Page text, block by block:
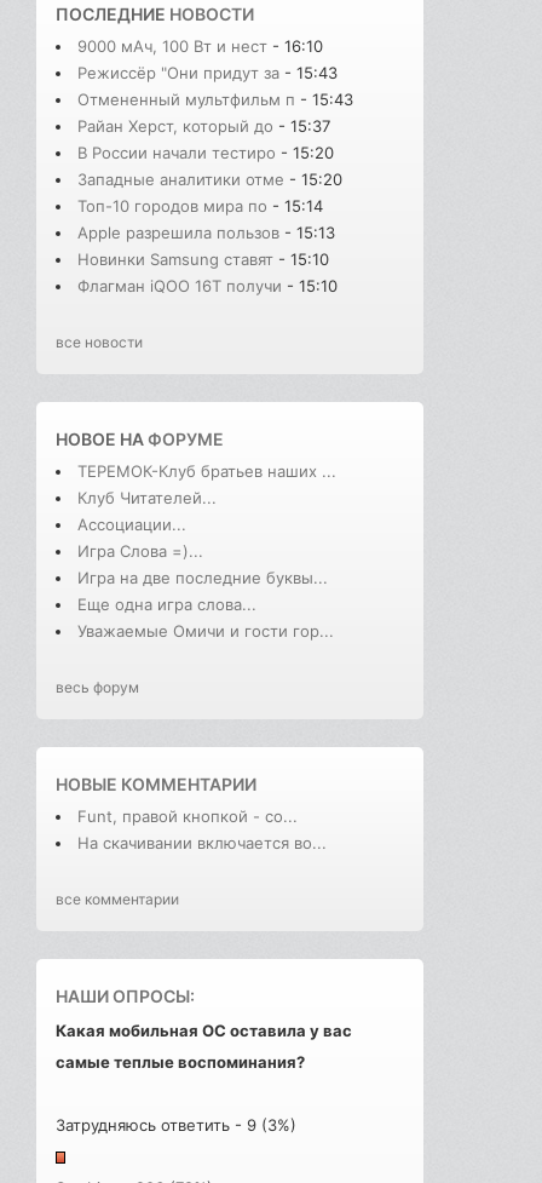
ПОСЛЕДНИЕ НОВОСТИ
9000 мАч, 100 Вт и нест - 16:10
Режиссёр "Они придут за - 15:43
Отмененный мультфильм п - 15:43
Райан Херст, который до - 15:37
В России начали тестиро - 15:20
Западные аналитики отме - 15:20
Топ-10 городов мира по - 15:14
Apple разрешила пользов - 15:13
Новинки Samsung ставят - 15:10
Флагман iQOO 16T получи - 15:10
все новости
НОВОЕ НАФОРУМЕ
ТЕРЕМОК-Клуб братьев наших ...
Клуб Читателей...
Ассоциации...
Игра Слова =)...
Игра на две последние буквы...
Еще одна игра слова...
Уважаемые Омичи и гости гор...
весь форум
НОВЫЕ КОММЕНТАРИИ
Funt, правой кнопкой - со...
На скачивании включается во...
все комментарии
НАШИ ОПРОСЫ:
Какая мобильная ОС оставила у вас
самые теплые воспоминания?
Затрудняюсь ответить - 9 (3%)